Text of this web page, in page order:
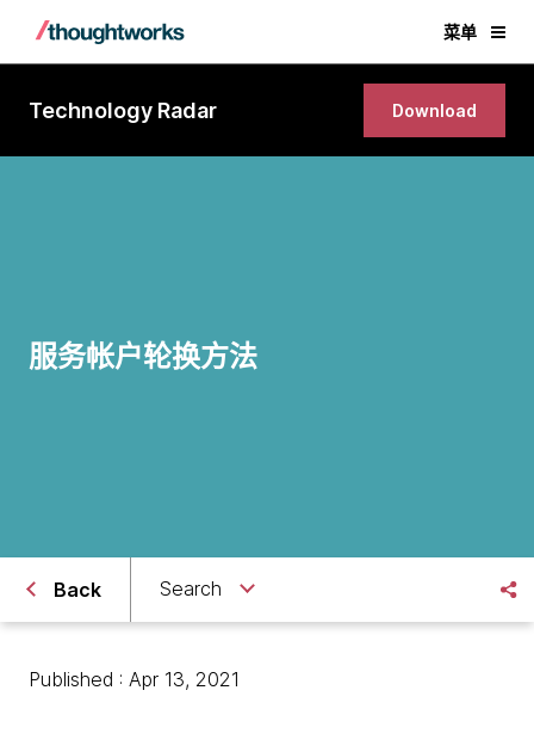
菜单
Technology Radar Download
服务帐户轮换方法
Back Search
Published : Apr 13, 2021